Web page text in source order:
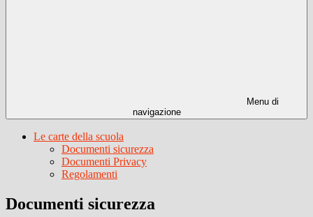
Menu di
navigazione
Le carte della scuola
Documenti sicurezza
Documenti Privacy
Regolamenti
Documenti sicurezza